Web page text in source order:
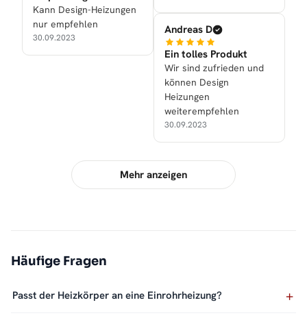
Kann Design-Heizungen
nur empfehlen
30.09.2023
Andreas D
Ein tolles Produkt
Wir sind zufrieden und
können Design
Heizungen
weiterempfehlen
30.09.2023
Mehr anzeigen
Häufige Fragen
Passt der Heizkörper an eine Einrohrheizung?